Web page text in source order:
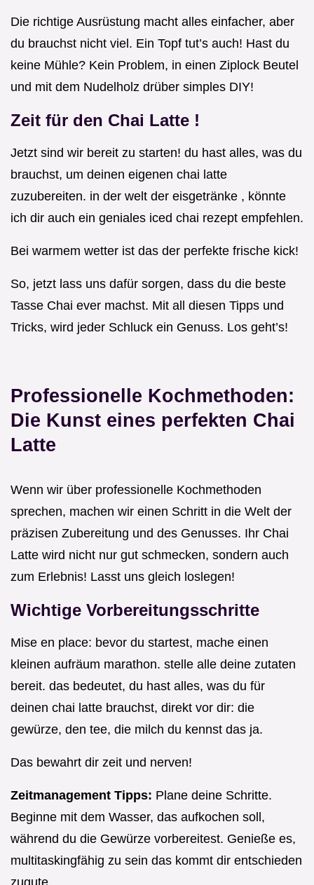
Die richtige Ausrüstung macht alles einfacher, aber
du brauchst nicht viel. Ein Topf tut’s auch! Hast du
keine Mühle? Kein Problem, in einen Ziplock Beutel
und mit dem Nudelholz drüber simples DIY!
Zeit für den Chai Latte !
Jetzt sind wir bereit zu starten! du hast alles, was du
brauchst, um deinen eigenen chai latte
zuzubereiten. in der welt der eisgetränke , könnte
ich dir auch ein geniales iced chai rezept empfehlen.
Bei warmem wetter ist das der perfekte frische kick!
So, jetzt lass uns dafür sorgen, dass du die beste
Tasse Chai ever machst. Mit all diesen Tipps und
Tricks, wird jeder Schluck ein Genuss. Los geht’s!
Professionelle Kochmethoden:
Die Kunst eines perfekten Chai
Latte
Wenn wir über professionelle Kochmethoden
sprechen, machen wir einen Schritt in die Welt der
präzisen Zubereitung und des Genusses. Ihr Chai
Latte wird nicht nur gut schmecken, sondern auch
zum Erlebnis! Lasst uns gleich loslegen!
Wichtige Vorbereitungsschritte
Mise en place: bevor du startest, mache einen
kleinen aufräum marathon. stelle alle deine zutaten
bereit. das bedeutet, du hast alles, was du für
deinen chai latte brauchst, direkt vor dir: die
gewürze, den tee, die milch du kennst das ja.
Das bewahrt dir zeit und nerven!
Zeitmanagement Tipps: Plane deine Schritte.
Beginne mit dem Wasser, das aufkochen soll,
während du die Gewürze vorbereitest. Genieße es,
multitaskingfähig zu sein das kommt dir entschieden
zugute.